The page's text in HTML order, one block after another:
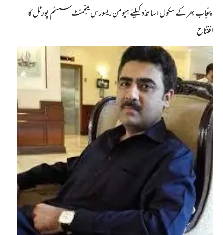
پنجاب بھر کے سکول اساتذہ کیلئے ہیومن ریسورس مینجمنٹ سسٹم پورٹل کا
افتتاح